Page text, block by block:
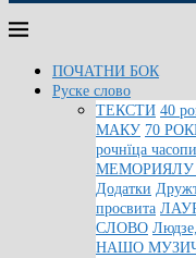
ПОЧАТНИ БОК
Руске слово
ТЕКСТИ 40
МАКУ 70
рочнїца
МЕМОРИЯЛУ
Додатки
просвита
СЛОВО
НАШО